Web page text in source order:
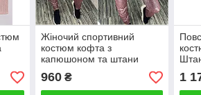
Жіночий спортивний
костюм кофта з
капюшоном та штани
960₴ 1